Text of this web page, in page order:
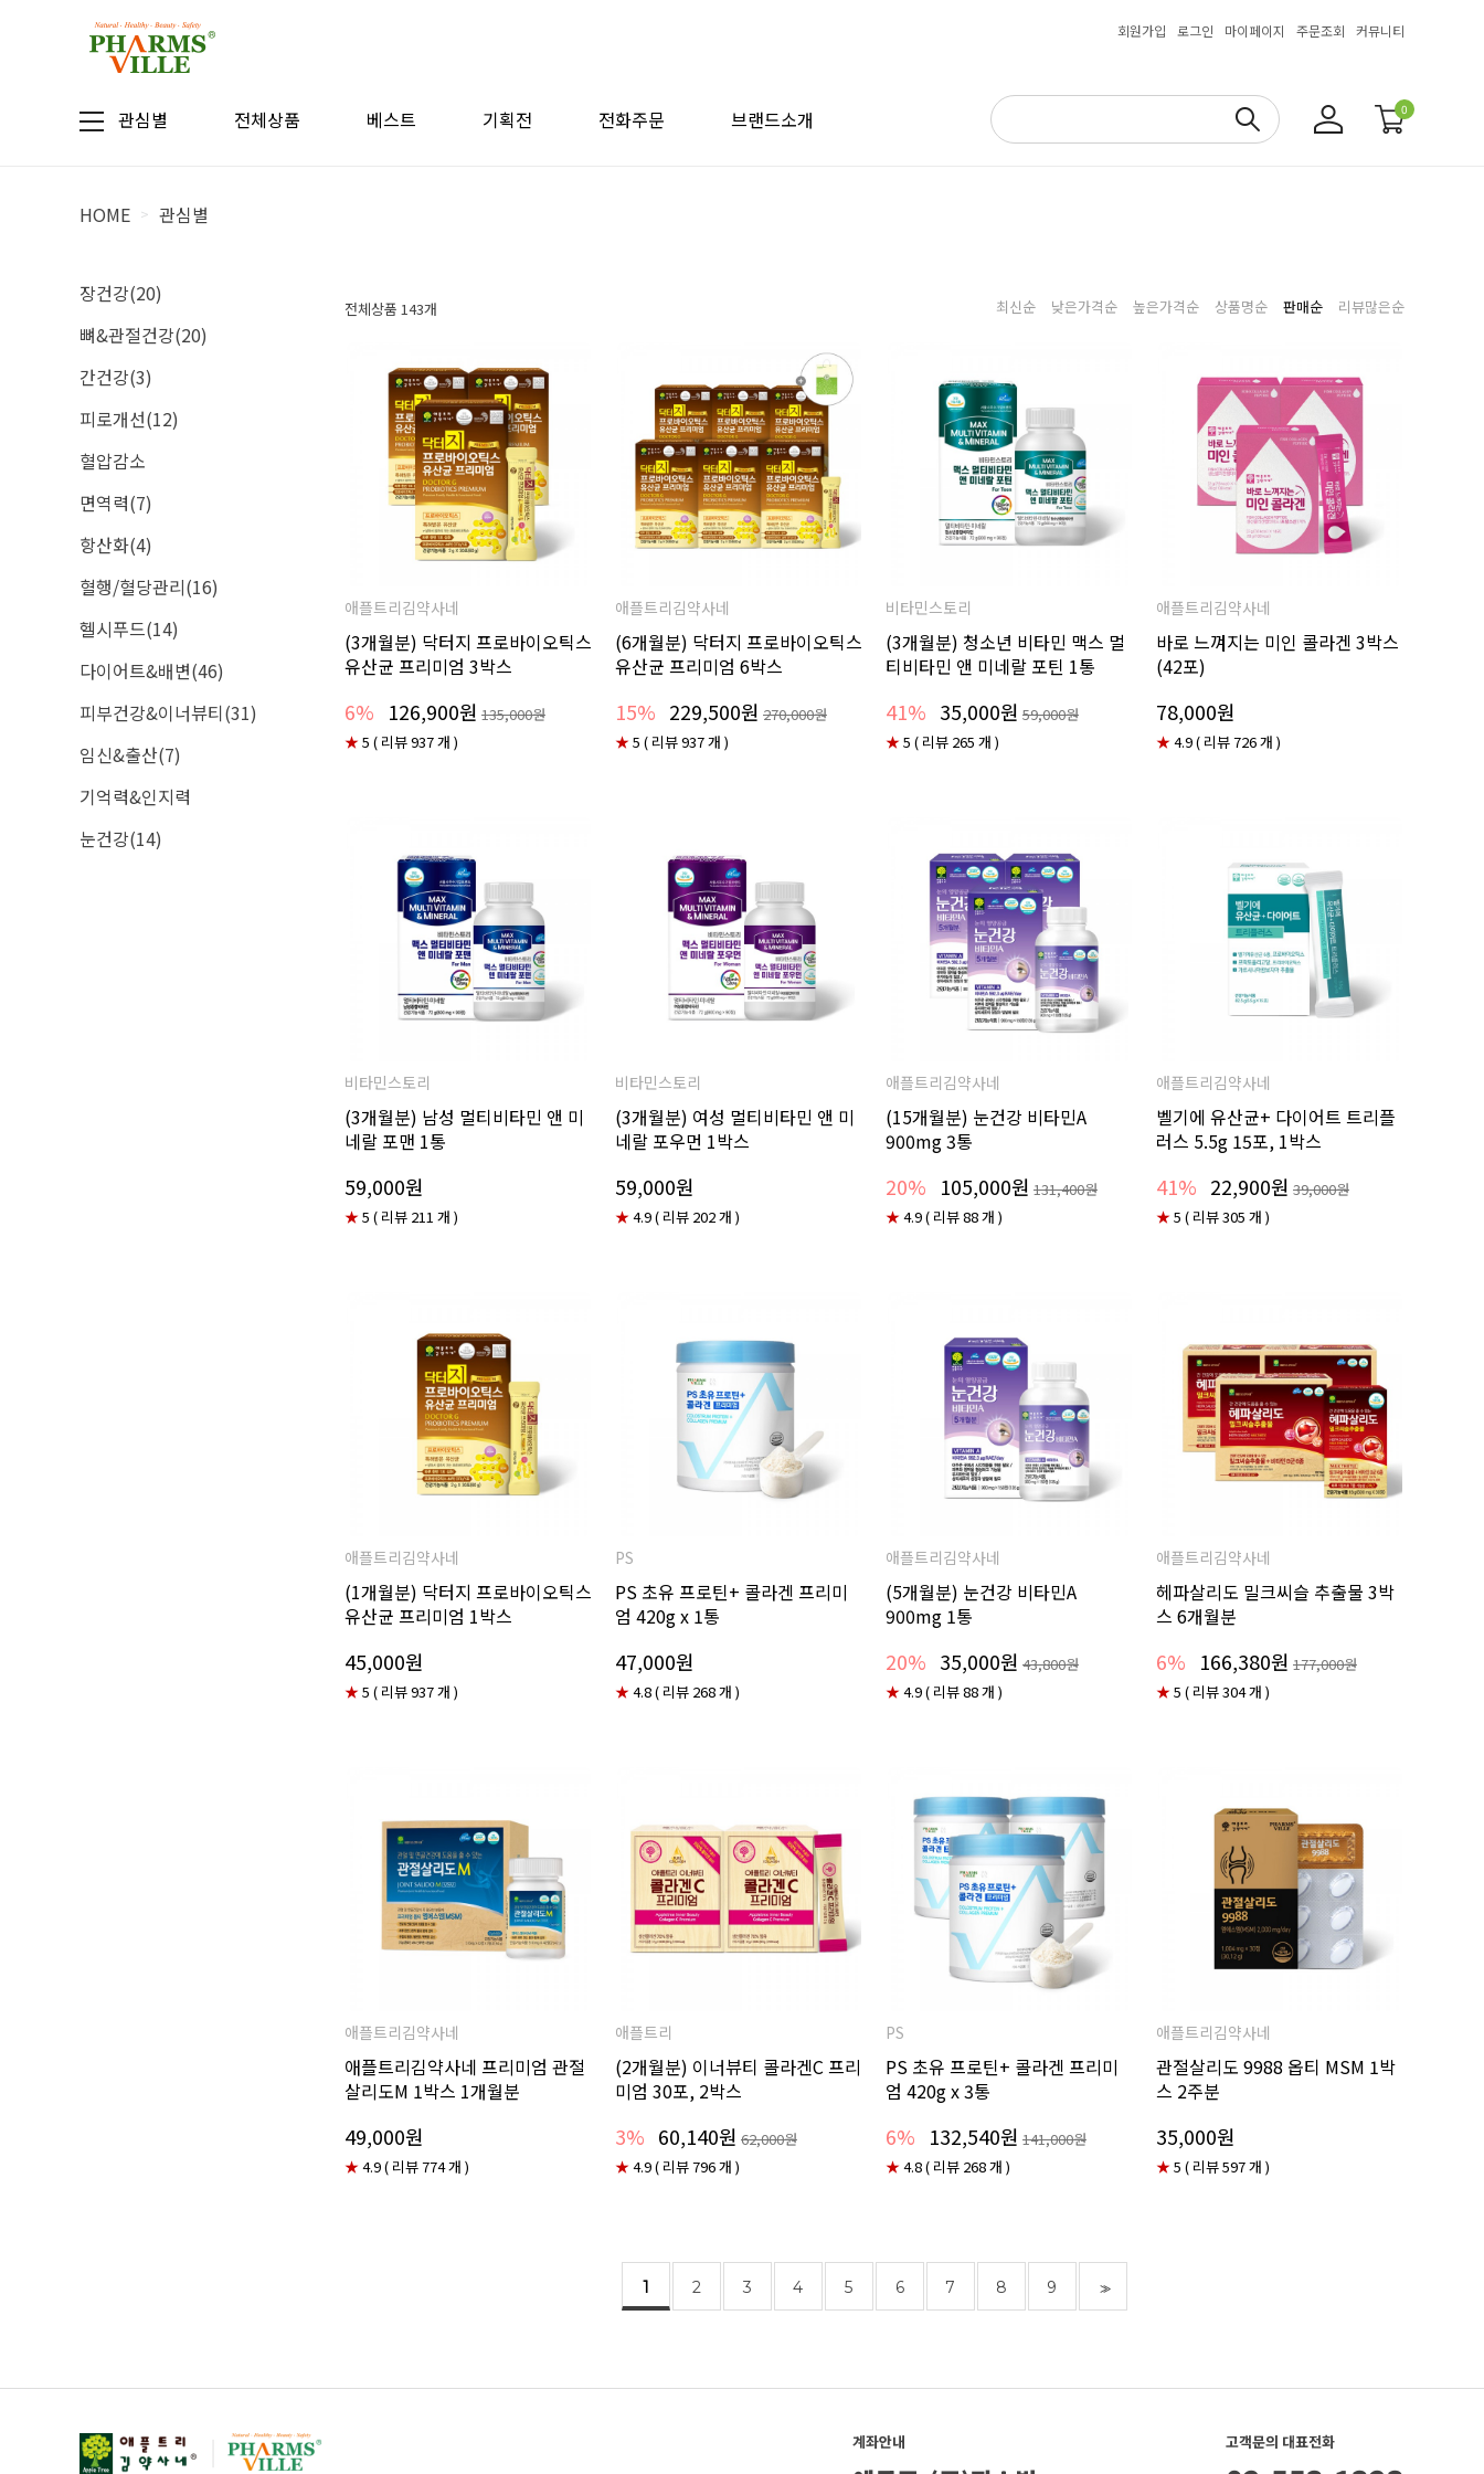
회원가입 로그인 마이페이지 주문조회 커뮤니티
관심별 전체상품 베스트 기획전 전화주문 브랜드소개 0
HOME > 관심별
장건강(20)
뼈&관절건강(20)
간건강(3)
피로개선(12)
혈압감소
면역력(7)
항산화(4)
혈행/혈당관리(16)
헬시푸드(14)
다이어트&배변(46)
피부건강&이너뷰티(31)
임신&출산(7)
기억력&인지력
눈건강(14)
전체상품 143개 최신순 낮은가격순 높은가격순 상품명순 판매순 리뷰많은순
애플트리김약사네
(3개월분) 닥터지 프로바이오틱스
유산균 프리미엄 3박스
6% 126,900원 135,000원
★5 ( 리뷰 937 개 )
애플트리김약사네
(6개월분) 닥터지 프로바이오틱스
유산균 프리미엄 6박스
15% 229,500원 270,000원
★5 ( 리뷰 937 개 )
비타민스토리
(3개월분) 청소년 비타민 맥스 멀
티비타민 앤 미네랄 포틴 1통
41% 35,000원 59,000원
★5 ( 리뷰 265 개 )
애플트리김약사네
바로 느껴지는 미인 콜라겐 3박스
(42포)
78,000원
★4.9 ( 리뷰 726 개 )
비타민스토리
(3개월분) 남성 멀티비타민 앤 미
네랄 포맨 1통
59,000원
★5 ( 리뷰 211 개 )
비타민스토리
(3개월분) 여성 멀티비타민 앤 미
네랄 포우먼 1박스
59,000원
★4.9 ( 리뷰 202 개 )
애플트리김약사네
(15개월분) 눈건강 비타민A
900mg 3통
20% 105,000원 131,400원
★4.9 ( 리뷰 88 개 )
애플트리김약사네
벨기에 유산균+ 다이어트 트리플
러스 5.5g 15포, 1박스
41% 22,900원 39,000원
★5 ( 리뷰 305 개 )
애플트리김약사네
(1개월분) 닥터지 프로바이오틱스
유산균 프리미엄 1박스
45,000원
★5 ( 리뷰 937 개 )
PS
PS 초유 프로틴+ 콜라겐 프리미
엄 420g x 1통
47,000원
★4.8 ( 리뷰 268 개 )
애플트리김약사네
(5개월분) 눈건강 비타민A
900mg 1통
20% 35,000원 43,800원
★4.9 ( 리뷰 88 개 )
애플트리김약사네
헤파살리도 밀크씨슬 추출물 3박
스 6개월분
6% 166,380원 177,000원
★5 ( 리뷰 304 개 )
애플트리김약사네
애플트리김약사네 프리미엄 관절
살리도M 1박스 1개월분
49,000원
★4.9 ( 리뷰 774 개 )
애플트리
(2개월분) 이너뷰티 콜라겐C 프리
미엄 30포, 2박스
3% 60,140원 62,000원
★4.9 ( 리뷰 796 개 )
PS
PS 초유 프로틴+ 콜라겐 프리미
엄 420g x 3통
6% 132,540원 141,000원
★4.8 ( 리뷰 268 개 )
애플트리김약사네
관절살리도 9988 옵티 MSM 1박
스 2주분
35,000원
★5 ( 리뷰 597 개 )
1 2 3 4 5 6 7 8 9 >>
계좌안내 고객문의 대표전화